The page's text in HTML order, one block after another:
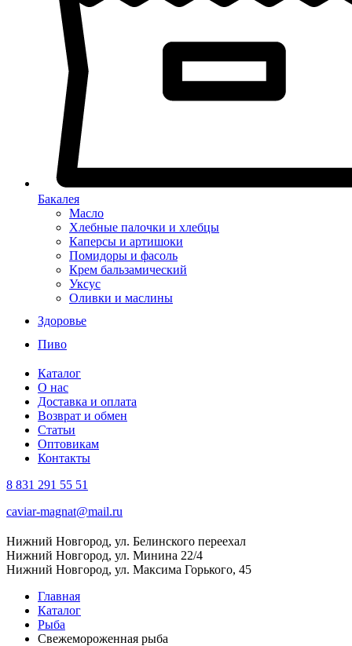
Бакалея
Масло
Хлебные палочки и хлебцы
Каперсы и артишоки
Помидоры и фасоль
Крем бальзамический
Уксус
Оливки и маслины
Здоровье
Пиво
Каталог
О нас
Доставка и оплата
Возврат и обмен
Статьи
Оптовикам
Контакты
8 831 291 55 51
caviar-magnat@mail.ru
Нижний Новгород, ул. Белинского переехал
Нижний Новгород, ул. Минина 22/4
Нижний Новгород, ул. Максима Горького, 45
Главная
Каталог
Рыба
Свежемороженная рыба